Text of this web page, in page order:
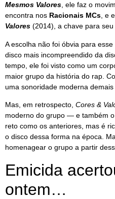
Mesmos Valores, ele faz o
encontra nos Racionais MCs, e
Valores (2014), a chave para
A escolha não foi óbvia para esse
disco mais incompreendido da
tempo, ele foi visto como um
maior grupo da história do rap.
uma sonoridade moderna
Mas, em retrospecto, Cores &
moderno do grupo — e também
reto como os anteriores, mas é
o disco dessa forma na época.
homenagear o grupo a partir
Emicida
ontem…